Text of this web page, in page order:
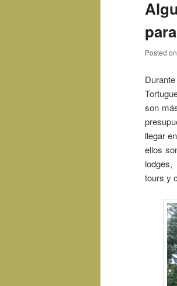
Posted on
son
llegar
ellos
lodges,
tours y